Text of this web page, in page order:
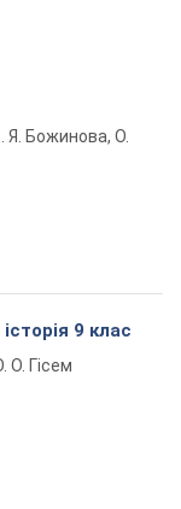
Я. Божинова, О.
9 клас
О. Гісем